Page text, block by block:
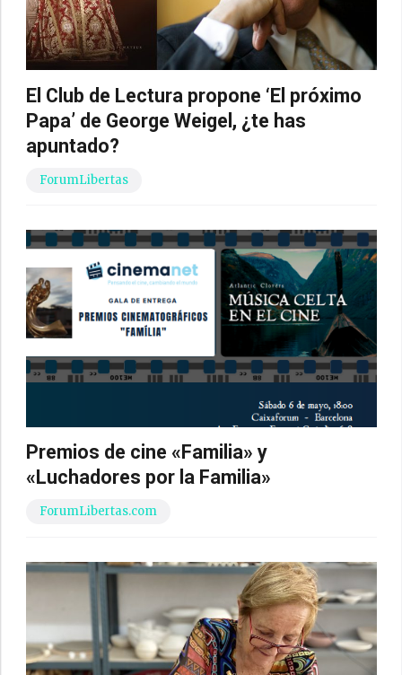
El Club de Lectura propone ‘El próximo
Papa’ de George Weigel, ¿te has
apuntado?
ForumLibertas
Premios de cine «Familia» y
«Luchadores por la Familia»
ForumLibertas.com